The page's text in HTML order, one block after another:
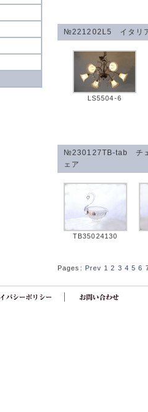
№221202L5 イタリア
LS5504-6
№230127TB-tab チェ
ェア
TB35024130
Pages: Prev 1 2 3 4 5 6